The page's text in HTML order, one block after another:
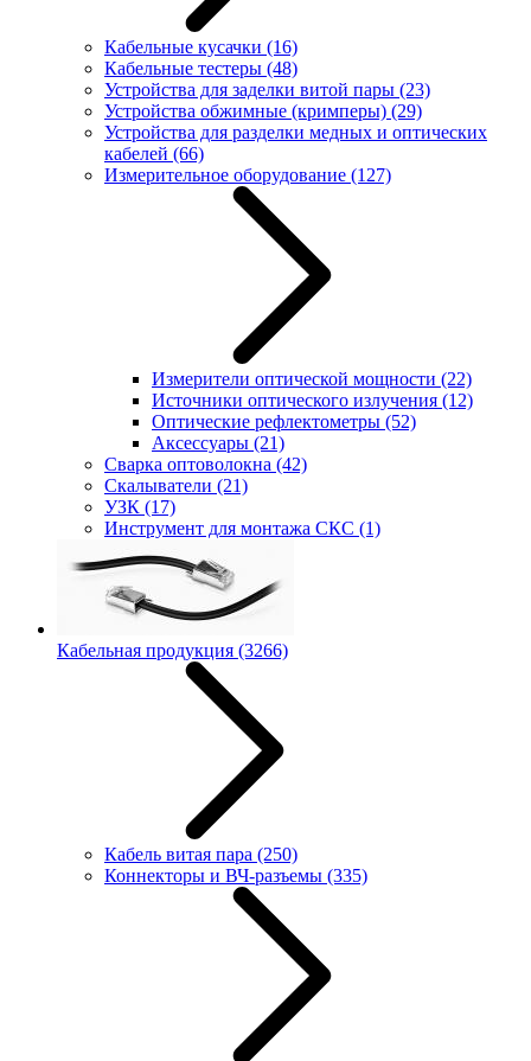
Кабельные кусачки (16)
Кабельные тестеры (48)
Устройства для заделки витой пары (23)
Устройства обжимные (кримперы) (29)
Устройства для разделки медных и оптических
кабелей (66)
Измерительное оборудование (127)
Измерители оптической мощности (22)
Источники оптического излучения (12)
Оптические рефлектометры (52)
Аксессуары (21)
Сварка оптоволокна (42)
Скалыватели (21)
УЗК (17)
Инструмент для монтажа СКС (1)
Кабельная продукция (3266)
Кабель витая пара (250)
Коннекторы и ВЧ-разъемы (335)